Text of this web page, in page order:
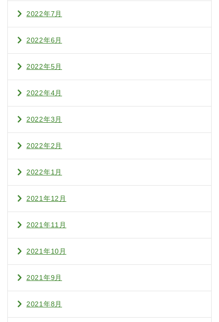
2022年7月
2022年6月
2022年5月
2022年4月
2022年3月
2022年2月
2022年1月
2021年12月
2021年11月
2021年10月
2021年9月
2021年8月